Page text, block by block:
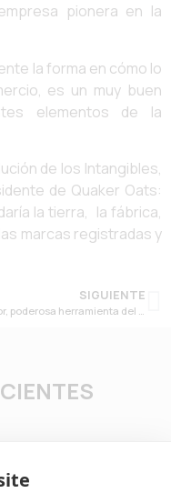
pionera en la
la forma en cómo lo
es un muy buen
elementos de la
de los Intangibles,
de Quaker Oats:
la tierra, la fábrica,
marcas registradas y
SIGUIENTE
El Color, poderosa herramienta del Branding